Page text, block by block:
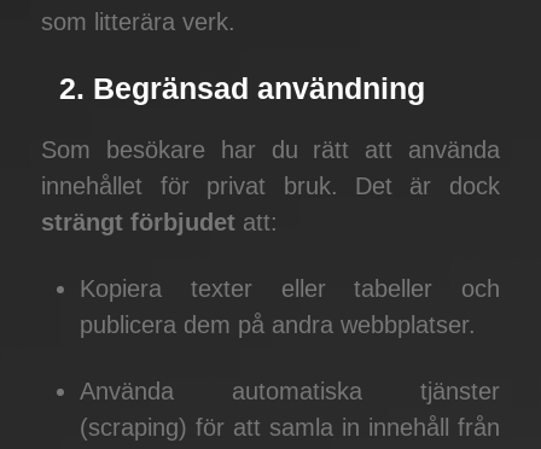
som litterära verk.
2. Begränsad användning
Som besökare har du rätt att använda
innehållet för privat bruk. Det är dock
strängt förbjudet att:
Kopiera texter eller tabeller och
publicera dem på andra webbplatser.
Använda automatiska tjänster
(scraping) för att samla in innehåll från